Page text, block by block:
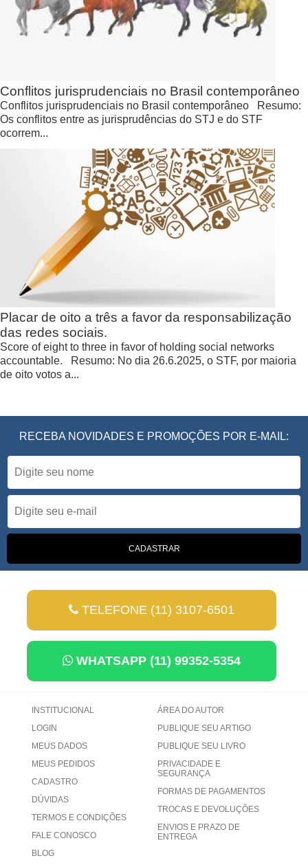
Conflitos jurisprudenciais no Brasil contemporâneo
Conflitos jurisprudenciais no Brasil contemporâneo Resumo:
Os conflitos entre as jurisprudências do STJ e do STF
ocorrem...
Placar de oito a três a favor da responsabilização
das redes sociais.
Score of eight to three in favor of holding social networks
accountable. Resumo: No dia 26.6.2025, o STF, por maioria
de oito votos a...
RECEBA NOVIDADES E PROMOÇÕES POR E-MAIL:
TELEFONE (11) 3107-6501
WHATSAPP (11) 99352-5354
INSTITUCIONAL
LOGIN
MEUS DADOS
MEUS PEDIDOS
CADASTRO
DÚVIDAS
TERMOS E CONDIÇÕES
FALE CONOSCO
BLOG
ÁREA DO AUTOR
PUBLIQUE SEU ARTIGO
PUBLIQUE SEU LIVRO
PRIVACIDADE E
SEGURANÇA
FORMAS DE PAGAMENTOS
TROCAS E DEVOLUÇÕES
ENVIOS E PRAZO DE
ENTREGA